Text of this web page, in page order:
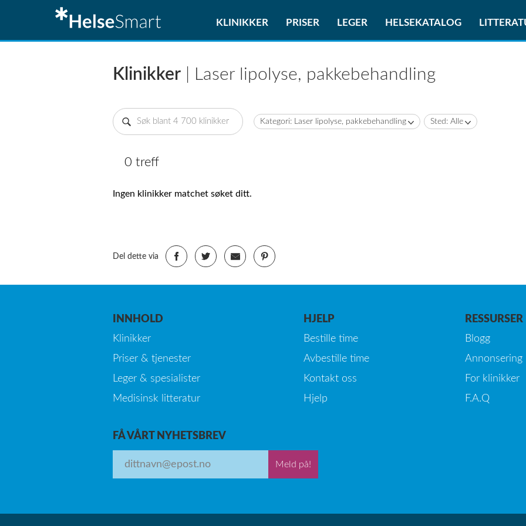
KLINIKKER PRISER LEGER HELSEKATALOG
Klinikker | Laser lipolyse, pakkebehandling
Kategori: Laser lipolyse, pakkebehandling Sted: Alle
0 treff
Ingen klinikker matchet søket ditt.
Del dette via
INNHOLD
Klinikker
Priser & tjenester
Leger & spesialister
Medisinsk litteratur
HJELP
Bestille time
Avbestille time
Kontakt oss
Hjelp
RESSURSER
Blogg
Annonsering
For klinikker
F.A.Q
FÅ VÅRT NYHETSBREV
Meld på!